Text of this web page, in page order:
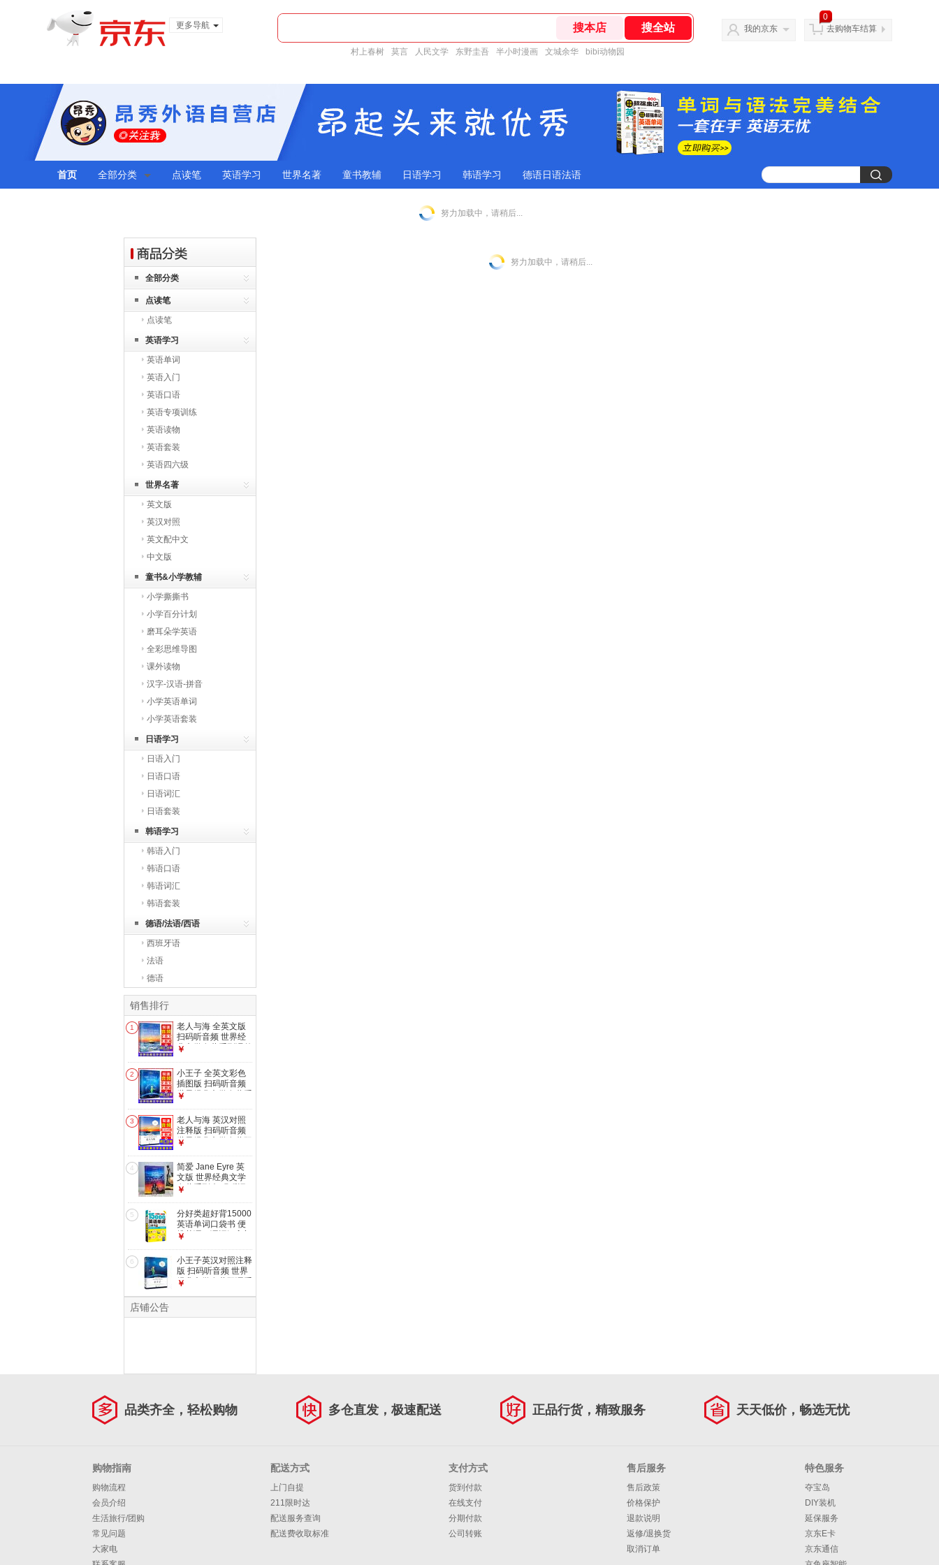
更多导航
村上春树 莫言 人民文学 东野圭吾 半小时漫画 文城余华 bibi动物园
我的京东
0
去购物车结算
首页 全部分类 点读笔 英语学习 世界名著 童书教辅 日语学习 韩语学习 德语日语法语
努力加载中，请稍后...
全部分类
点读笔
点读笔
英语学习
英语单词
英语入门
英语口语
英语专项训练
英语读物
英语套装
英语四六级
世界名著
英文版
英汉对照
英文配中文
中文版
童书&小学教辅
小学撕撕书
小学百分计划
磨耳朵学英语
全彩思维导图
课外读物
汉字-汉语-拼音
小学英语单词
小学英语套装
日语学习
日语入门
日语口语
日语词汇
日语套装
韩语学习
韩语入门
韩语口语
韩语词汇
韩语套装
德语/法语/西语
西班牙语
法语
德语
销售排行
1
老人与海 全英文版
扫码听音频 世界经
典文学名著系列课外
￥
2
小王子 全英文彩色
插图版 扫码听音频
世界经典文学名著系
语
￥
3
老人与海 英汉对照
注释版 扫码听音频
世界经典文学名著双
秀外语
￥
4
简爱 Jane Eyre 英
文版 世界经典文学
名著系列 扫码听词
版读物小说-昂秀外
语
￥
5
分好类超好背15000
英语单词口袋书 便
携英语口语词汇入门
速录音版 扫码听音
频-昂秀外语
￥
6
小王子英汉对照注释
版 扫码听音频 世界
经典文学名著双语系
￥
店铺公告
努力加载中，请稍后...
品类齐全，轻松购物 多仓直发，极速配送 正品行货，精致服务 天天低价，畅选无忧
购物指南
购物流程
会员介绍
生活旅行/团购
常见问题
大家电
配送方式
上门自提
211限时达
配送服务查询
配送费收取标准
支付方式
货到付款
在线支付
分期付款
公司转账
售后服务
售后政策
价格保护
退款说明
返修/退换货
取消订单
特色服务
夺宝岛
DIY装机
延保服务
京东E卡
京东通信